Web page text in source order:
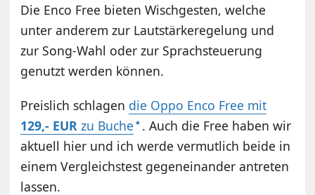
Die Enco Free bieten Wischgesten, welche
unter anderem zur Lautstärkeregelung und
zur Song-Wahl oder zur Sprachsteuerung
genutzt werden können.
Preislich schlagen die Oppo Enco Free mit
129,- EUR zu Buche . Auch die Free haben wir
aktuell hier und ich werde vermutlich beide in
einem Vergleichstest gegeneinander antreten
lassen.